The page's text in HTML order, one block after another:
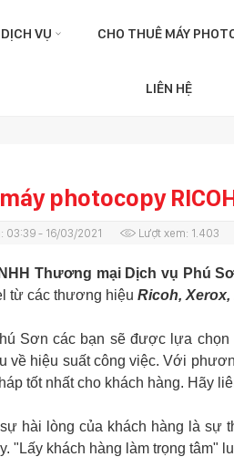
DỊCH VỤ CHO THUÊ MÁY
LIÊN HỆ
photocopy
03:39 - 16/03/2021 Lượt xem: 1.403
Thương mại Dịch vụ Phú
từ các thương hiệu Ricoh, Xerox,
Sơn các bạn sẽ được lựa chọn
về hiệu suất công việc. Với
tốt nhất cho khách hàng. Hãy
hài lòng của khách hàng là sự
"Lấy khách hàng làm trọng tâm"